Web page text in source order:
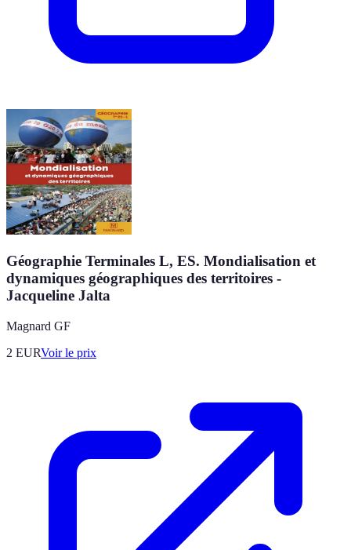
Géographie Terminales L, ES. Mondialisation et
dynamiques géographiques des territoires -
Jacqueline Jalta
Magnard GF
2 EURVoir le prix